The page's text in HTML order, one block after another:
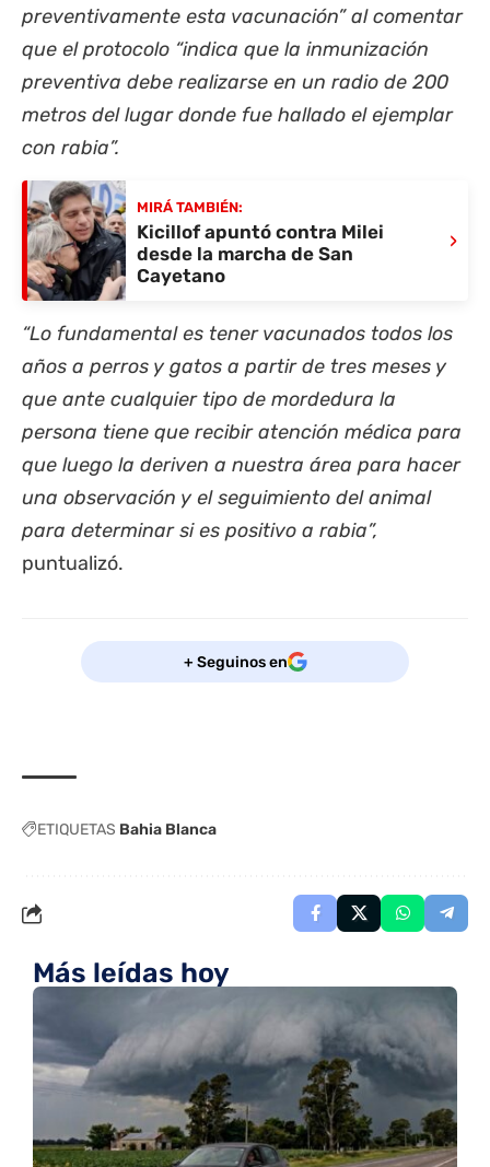
preventivamente esta vacunación” al comentar
que el protocolo “indica que la inmunización
preventiva debe realizarse en un radio de 200
metros del lugar donde fue hallado el ejemplar
con rabia”.
MIRÁ TAMBIÉN:
Kicillof apuntó contra Milei
desde la marcha de San
Cayetano
›
“Lo fundamental es tener vacunados todos los
años a perros y gatos a partir de tres meses y
que ante cualquier tipo de mordedura la
persona tiene que recibir atención médica para
que luego la deriven a nuestra área para hacer
una observación y el seguimiento del animal
para determinar si es positivo a rabia”,
puntualizó.
+ Seguinos en
ETIQUETAS Bahia Blanca
Más leídas hoy